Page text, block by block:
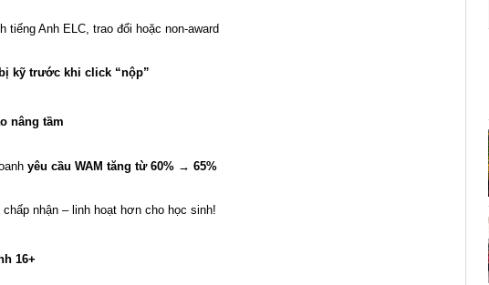
tiếng Anh ELC, trao đổi hoặc non-award
kỹ trước khi click “nộp”
nâng tầm
yêu cầu WAM tăng từ 60% → 65%
nhận – linh hoạt hơn cho học sinh!
16+